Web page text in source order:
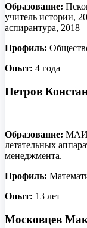
Образование:
учитель истории,
аспирантура, 2018
Профиль:
Опыт: 4 года
Петров
Образование: МАИ,
летательных
менеджмента.
Профиль:
Опыт: 13 лет
Московцев